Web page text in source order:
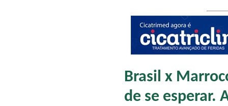
Brasil x
de se esperar.